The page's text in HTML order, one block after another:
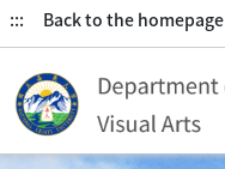
::: Back to the homepage